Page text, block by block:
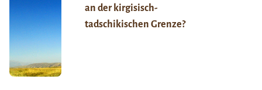
an der kirgisisch-
tadschikischen Grenze?